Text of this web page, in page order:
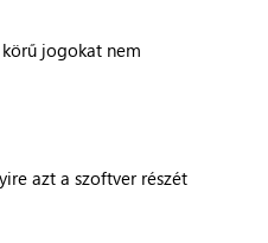
jogokat nem
azt a szoftver részét